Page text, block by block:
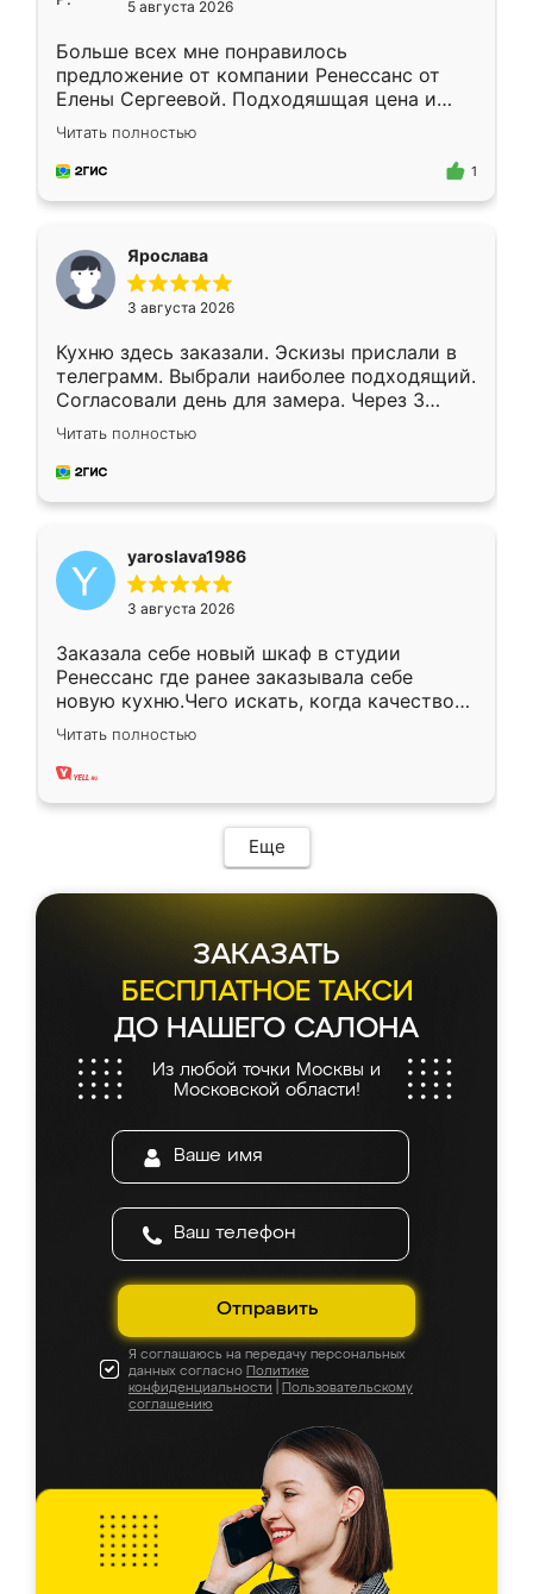
5 августа 2026
Больше всех мне понравилось
предложение от компании Ренессанс от
Елены Сергеевой. Подходяшщая цена и
короткие сроки изготовления. Приехавший
для замера сотрудник Владислав
предложил по моему эскизу самый
Читать полностью
1
Ярослава
3 августа 2026
Кухню здесь заказали. Эскизы прислали в
телеграмм. Выбрали наиболее подходящий.
Согласовали день для замера. Через 3
недели кухня была уже готова. Остались
довольны работой. Спасибо Ренессанс
мебель за качественную работу!
Читать полностью
yaroslava1986
3 августа 2026
Заказала себе новый шкаф в студии
Ренессанс где ранее заказывала себе
новую кухню.Чего искать, когда качеством
вполне довольна. Служит кухня уже почти
два года, нареканий нет.
Читать полностью
Еще
ЗАКАЗАТЬ
БЕСПЛАТНОЕ ТАКСИ
ДО НАШЕГО САЛОНА
Из любой точки Москвы и
Московской области!
Отправить
Я соглашаюсь на передачу персональных
данных согласно Политике
конфиденциальности
Пользовательскому
соглашению